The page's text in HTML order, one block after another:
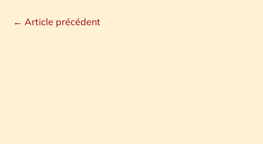
← Article précédent